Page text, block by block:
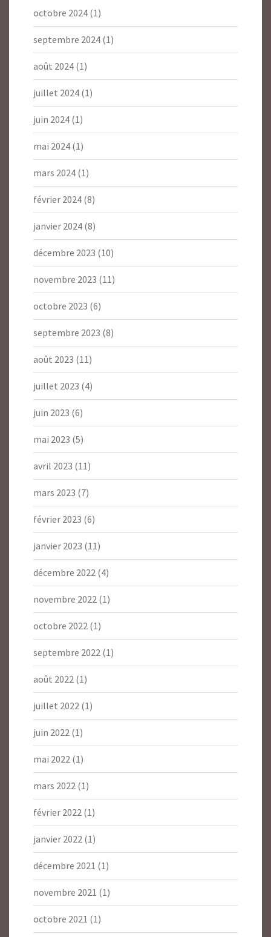
octobre 2024 (1)
septembre 2024 (1)
août 2024 (1)
juillet 2024 (1)
juin 2024 (1)
mai 2024 (1)
mars 2024 (1)
février 2024 (8)
janvier 2024 (8)
décembre 2023 (10)
novembre 2023 (11)
octobre 2023 (6)
septembre 2023 (8)
août 2023 (11)
juillet 2023 (4)
juin 2023 (6)
mai 2023 (5)
avril 2023 (11)
mars 2023 (7)
février 2023 (6)
janvier 2023 (11)
décembre 2022 (4)
novembre 2022 (1)
octobre 2022 (1)
septembre 2022 (1)
août 2022 (1)
juillet 2022 (1)
juin 2022 (1)
mai 2022 (1)
mars 2022 (1)
février 2022 (1)
janvier 2022 (1)
décembre 2021 (1)
novembre 2021 (1)
octobre 2021 (1)